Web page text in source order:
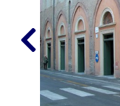
Casa
Piani
Archivio
storico